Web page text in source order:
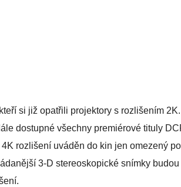
si již opatřili projektory s rozlišením
dostupné všechny premiérové tituly
rozlišení uváděn do kin jen omezený
3-D stereoskopické snímky budou